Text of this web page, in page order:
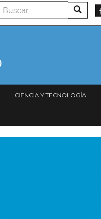
Buscar Buscar
CIENCIA Y TECNOLOGÍA